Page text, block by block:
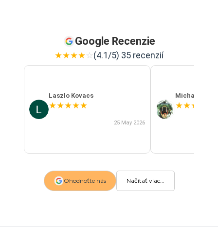
Google Recenzie
★★★★☆(4.1/5) 35 recenzií
Laszlo Kovacs
★★★★★
25 May 2026
Michal Szabo
★★★
Ohodnoťte nás Načítať viac...